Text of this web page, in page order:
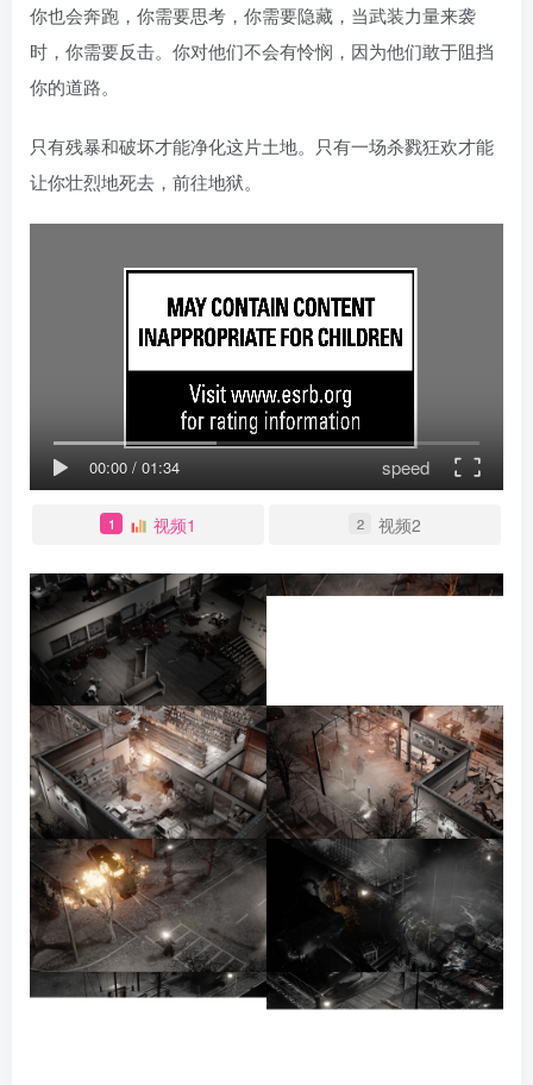
你也会奔跑，你需要思考，你需要隐藏，当武装力量来袭
时，你需要反击。你对他们不会有怜悯，因为他们敢于阻挡
你的道路。
只有残暴和破坏才能净化这片土地。只有一场杀戮狂欢才能
让你壮烈地死去，前往地狱。
00:00 / 01:34 speed
1 视频1 2 视频2